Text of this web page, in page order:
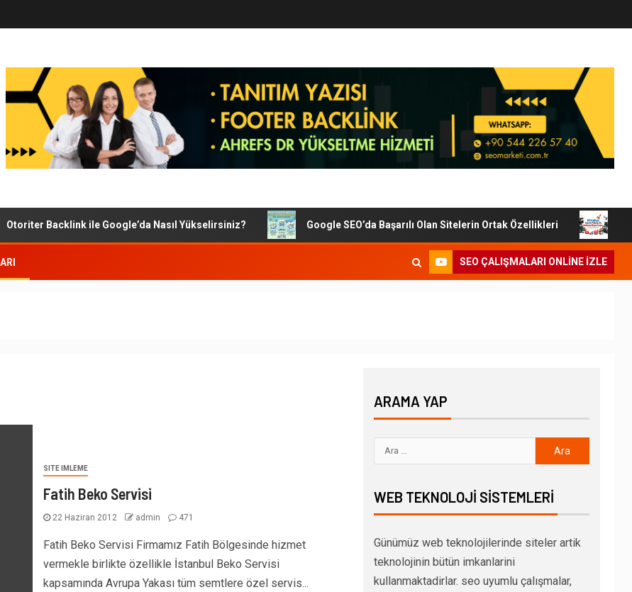
Backlink ile Google’da Nasıl Yükselirsiniz? Google SEO’da Başarılı Olan Sitelerin Ortak Özellikleri Dijital
SEO ÇALIŞMALARI ONLINE IZLE
SITE IMLEME
Fatih Beko Servisi
22 Haziran 2012 admin 471
Fatih Beko Servisi Firmamız Fatih Bölgesinde hizmet
vermekle birlikte özellikle İstanbul Beko Servisi
kapsamında Avrupa Yakası tüm semtlere özel servis...
ARAMA YAP
WEB TEKNOLOJI SISTEMLERI
Günümüz web teknolojilerinde siteler artik
teknolojinin bütün imkanlarini
kullanmaktadirlar. seo uyumlu çalışmalar,